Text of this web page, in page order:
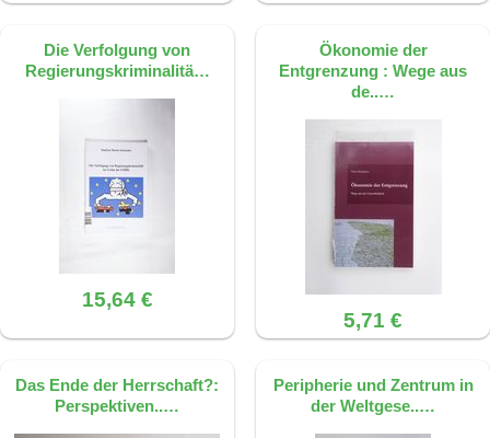
Die Verfolgung von
Regierungskriminalitä…
15,64 €
Ökonomie der
Entgrenzung : Wege aus
de..…
5,71 €
Das Ende der Herrschaft?:
Perspektiven..…
Peripherie und Zentrum in
der Weltgese..…